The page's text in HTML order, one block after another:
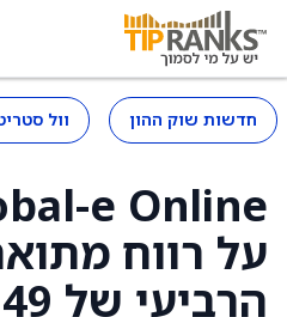
חדשות שוק ההון וול
על רווח